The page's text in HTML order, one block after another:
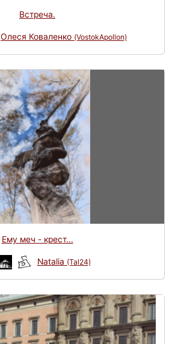
Встреча.
Олеся Коваленко (VostokApollon)
Ему меч - крест...
Natalia (Tal24)